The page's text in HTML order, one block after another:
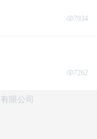
7934
7262
限公司